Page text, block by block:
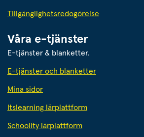
Tillgänglighetsredogörelse
Våra e-tjänster
E-tjänster & blanketter.
E-tjänster och blanketter
Mina sidor
Itslearning lärplattform
Schoolity lärplattform